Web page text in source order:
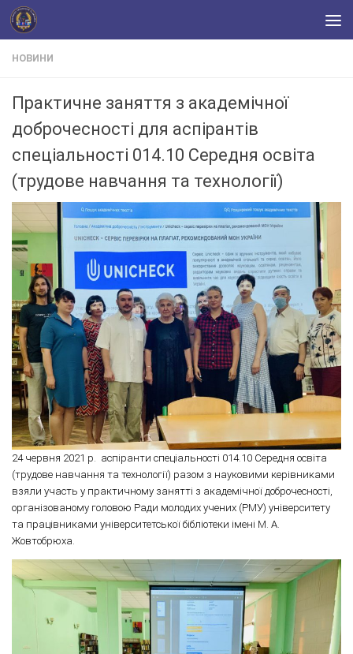
Skip to content
НОВИНИ
Практичне заняття з академічної
доброчесності для аспірантів
спеціальності 014.10 Середня освіта
(трудове навчання та технології)
24 червня 2021 р. аспіранти спеціальності 014.10 Середня освіта
(трудове навчання та технології) разом з науковими керівниками
взяли участь у практичному занятті з академічної доброчесності,
організованому головою Ради молодих учених (РМУ) університету
та працівниками університетської бібліотеки імені М. А.
Жовтобрюха.